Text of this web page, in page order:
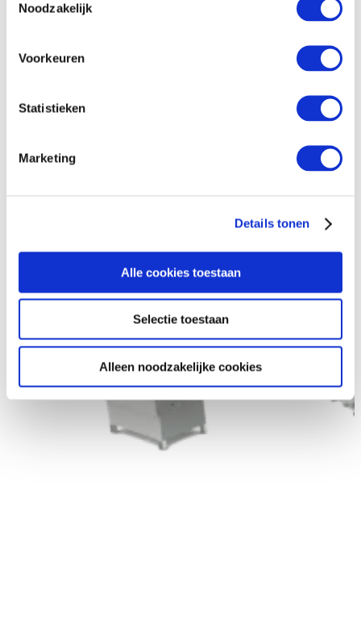
Noodzakelijk
Voorkeuren
Statistieken
Marketing
Details tonen
Alle cookies toestaan
Selectie toestaan
Alleen noodzakelijke cookies
Vraag informatie aan